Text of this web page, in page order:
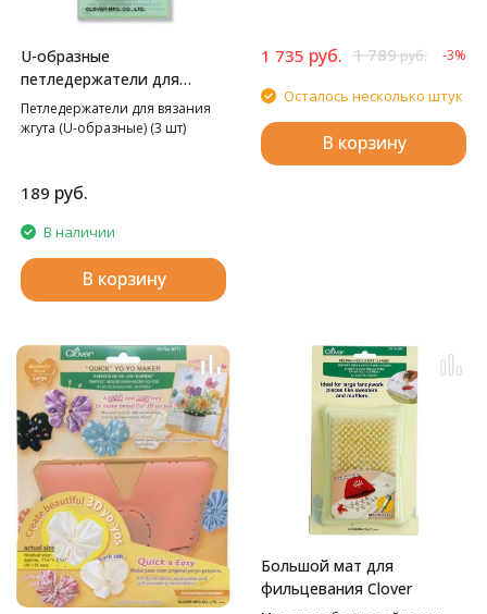
U-образные
петледержатели для
вязания жгута Clover
Петледержатели для вязания
жгута (U-образные) (3 шт)
189 руб.
В наличии
В корзину
1 735 руб. 1 789руб. -3%
Осталось несколько штук
В корзину
Большой мат для
фильцевания Clover